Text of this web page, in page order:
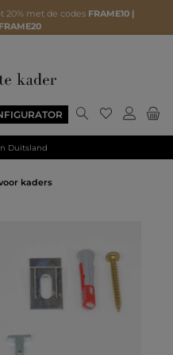
20% met de codes FRAME10 |
Duitsland
kaders